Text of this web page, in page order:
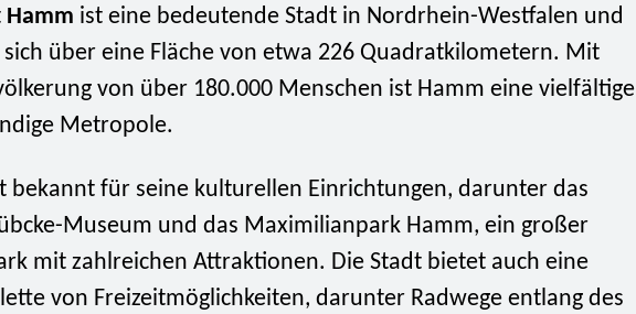
Hamm ist eine bedeutende Stadt in Nordrhein-Westfalen und
über eine Fläche von etwa 226 Quadratkilometern. Mit
von über 180.000 Menschen ist Hamm eine vielfältige
Metropole.
bekannt für seine kulturellen Einrichtungen, darunter das
Museum und das Maximilianpark Hamm, ein großer
mit zahlreichen Attraktionen. Die Stadt bietet auch eine
von Freizeitmöglichkeiten, darunter Radwege entlang des